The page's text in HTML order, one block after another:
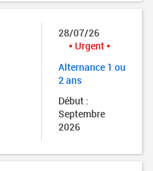
28/07/26
Urgent
Alternance 1 ou
2 ans
Début :
Septembre
2026